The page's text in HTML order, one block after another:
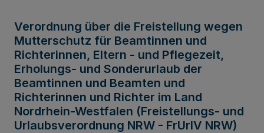
Verordnung über die Freistellung wegen
Mutterschutz für Beamtinnen und
Richterinnen, Eltern - und Pflegezeit,
Erholungs- und Sonderurlaub der
Beamtinnen und Beamten und
Richterinnen und Richter im Land
Nordrhein-Westfalen (Freistellungs- und
Urlaubsverordnung NRW - FrUrlV NRW)